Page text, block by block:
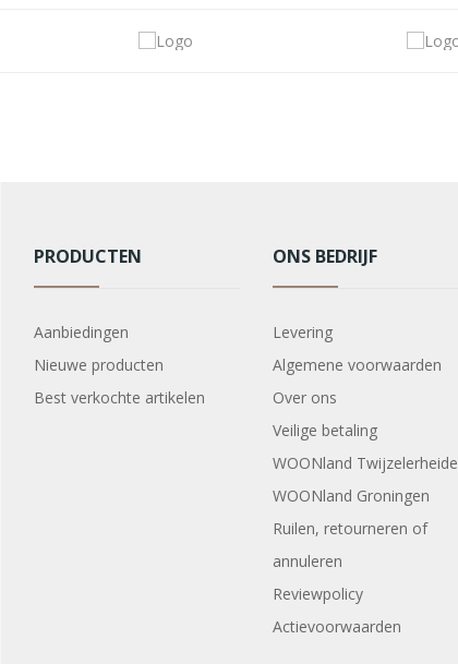
PRODUCTEN
Aanbiedingen
Nieuwe producten
Best verkochte artikelen
ONS BEDRIJF
Levering
Algemene voorwaarden
Over ons
Veilige betaling
WOONland Twijzelerheide
WOONland Groningen
Ruilen, retourneren of
annuleren
Reviewpolicy
Actievoorwaarden